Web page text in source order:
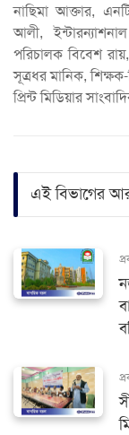
নাছিমা আক্তার,
আলী,
পরিচালক বিবেশ
সূত্রধর মানিক,
প্রিন্ট মিডিয়ার
এই বিভাগের